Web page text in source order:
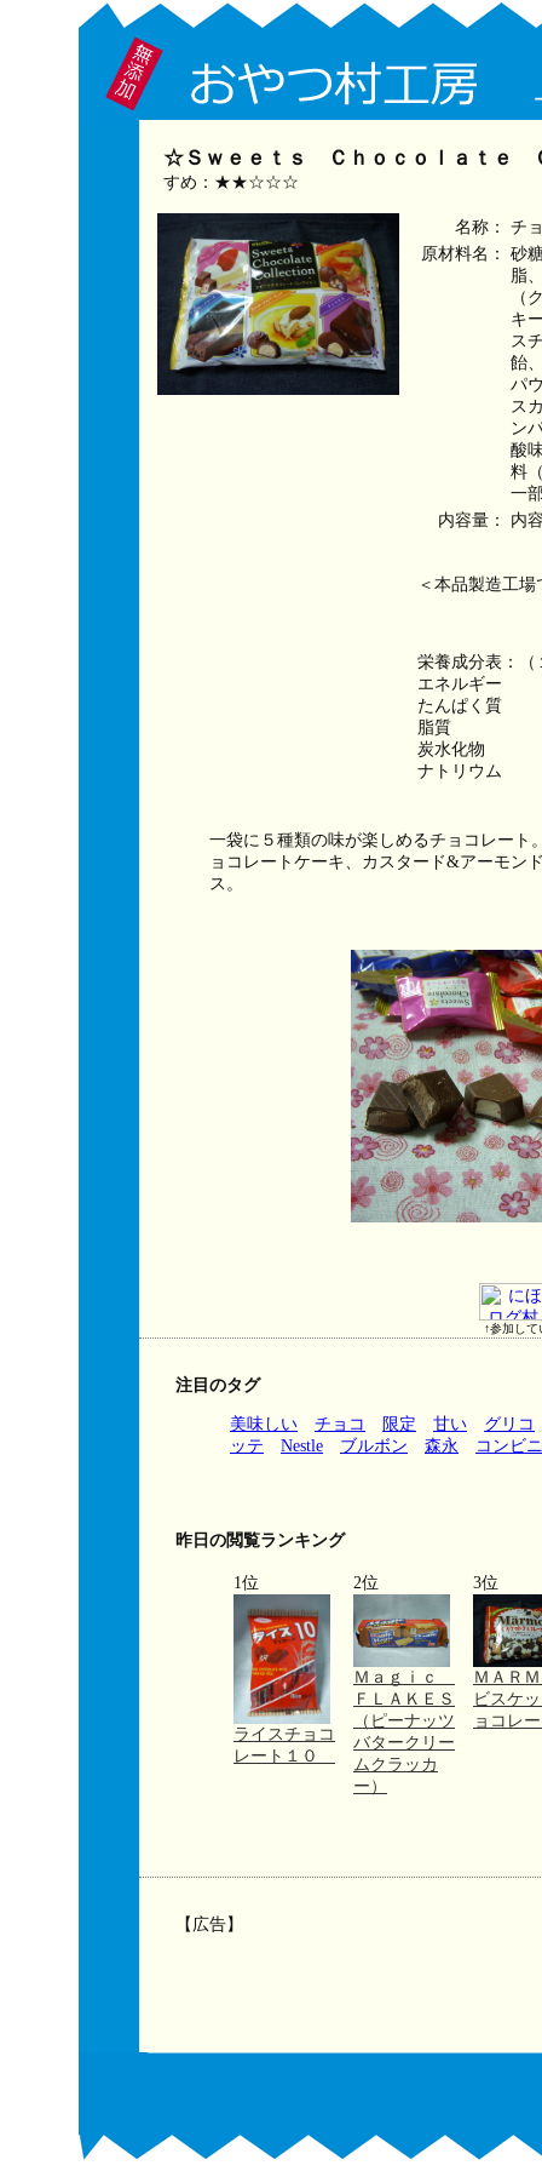
☆Ｓｗｅｅｔｓ Ｃｈｏｃｏｌａｔｅ
すめ：★★☆☆☆
名称：
チ
原材料名：
砂
脂
（
キ
ス
飴
パ
ス
ン
酸
料
一
内容量：
内
＜本品製造工
栄養成分表：（
エネルギー　
たんぱく質　　
脂質　　　　
炭水化物　　　
ナトリウム　　
一袋に５種類の味が楽しめるチョコレート
ョコレートケーキ、カスタード&アーモン
ス。
↑参加して
注目のタグ
美味しい チョコ 限定 甘い
グリコ
ッテ
Nestle ブルボン 森永 コンビニ
昨日の閲覧ランキング
1位
ライスチョコ
レート１０
2位
Ｍａｇｉｃ
ＦＬＡＫＥＳ
（ピーナッツ
バタークリー
ムクラッカ
ー）
3位
ＭＡＲ
ビスケ
ョコレ
【広告】